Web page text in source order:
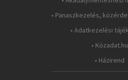
• Panaszkezelés,
• Adatkezelési
• Közadat.hu
• Házirend